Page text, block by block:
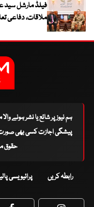
فیلڈ مارشل سید
ملاقات، دفاعی
ہم نیوز پر شائع یا نشر ہونے
پیشگی اجازت کسی بھی صورت
حقوق
رابطہ کریں پرائیویسی